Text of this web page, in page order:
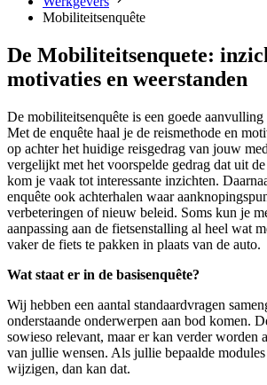
Mobiliteitsenquête
De Mobiliteitsenquete:
motivaties en weerstanden
De mobiliteitsenquête is een goede
Met de enquête haal je de reismethode en
op achter het huidige reisgedrag van jouw
vergelijkt met het voorspelde gedrag dat uit
kom je vaak tot interessante inzichten.
enquête ook achterhalen waar
verbeteringen of nieuw beleid. Soms kun je
aanpassing aan de fietsenstalling al heel wat
vaker de fiets te pakken in plaats van de auto.
Wat staat er in de basisenquête?
Wij hebben een aantal standaardvragen
onderstaande onderwerpen aan bod komen.
sowieso relevant, maar er kan verder worden
van jullie wensen. Als jullie bepaalde
wijzigen, dan kan dat.